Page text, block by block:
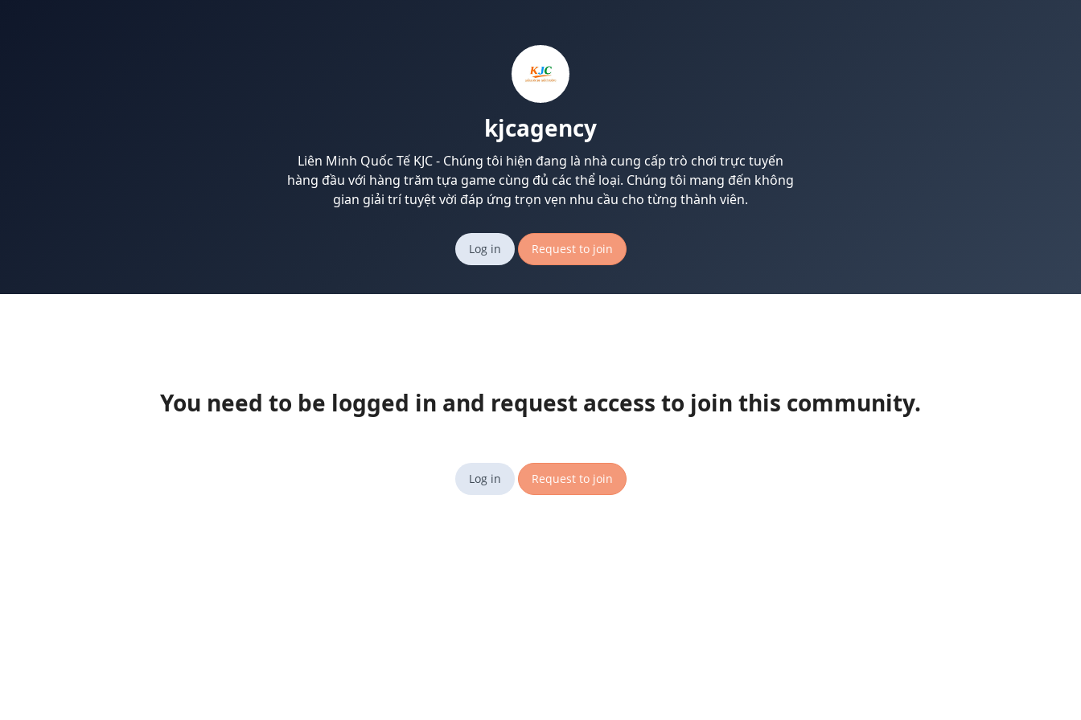
kjcagency
Liên Minh Quốc Tế KJC - Chúng tôi hiện đang là nhà cung cấp trò chơi trực tuyến
hàng đầu với hàng trăm tựa game cùng đủ các thể loại. Chúng tôi mang đến không
gian giải trí tuyệt vời đáp ứng trọn vẹn nhu cầu cho từng thành viên.
Log in Request to join
You need to be logged in and request access to join this community.
Log in Request to join